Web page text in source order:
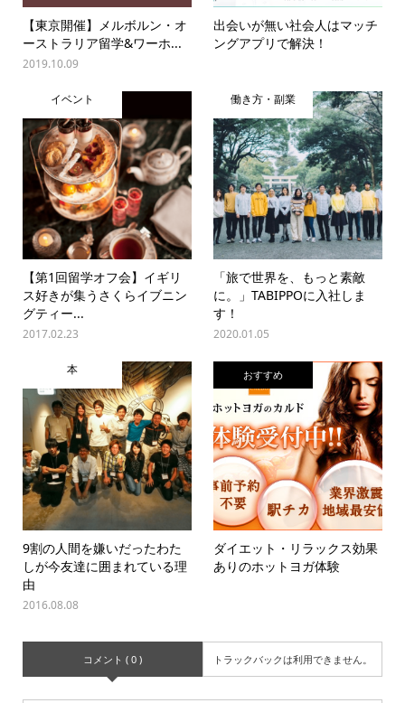
【東京開催】メルボルン・オ
ーストラリア留学&ワーホ...
2019.10.09
出会いが無い社会人はマッチ
ングアプリで解決！
イベント
【第1回留学オフ会】イギリ
ス好きが集うさくらイブニン
グティー...
2017.02.23
働き方・副業
「旅で世界を、もっと素敵
に。」TABIPPOに入社しま
す！
2020.01.05
本
9割の人間を嫌いだったわた
しが今友達に囲まれている理
由
2016.08.08
おすすめ
ダイエット・リラックス効果
ありのホットヨガ体験
コメント ( 0 ) トラックバックは利用できません。